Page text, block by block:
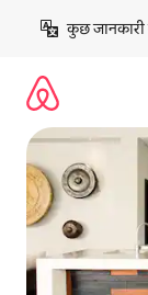
छोड़कर
कॉन्टेंट
कुछ